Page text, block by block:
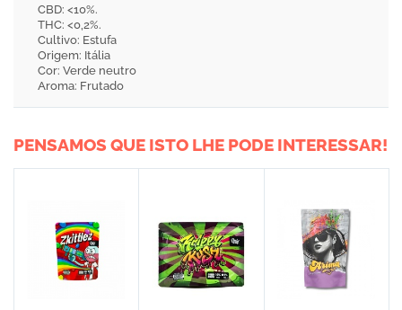
CBD: <10%.
THC: <0,2%.
Cultivo: Estufa
Origem: Itália
Cor: Verde neutro
Aroma: Frutado
PENSAMOS QUE ISTO LHE PODE INTERESSAR!